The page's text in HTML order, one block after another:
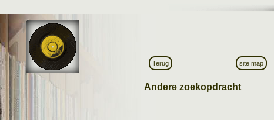
Terug site map
Andere zoekopdracht